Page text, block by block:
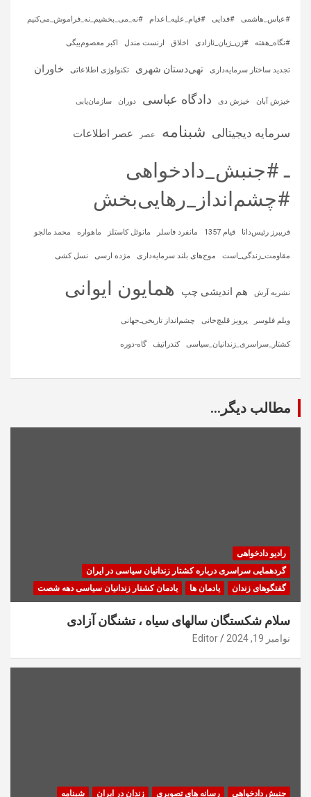
#عباس_هاشمی #فدایی #قیام_علیه_اعدام #نه_می_بخشیم_نه_فراموش_می‌کنیم
#نگاه_هفته #ژن_ژیان_ئازادی اخلاق ارنست مندل اکبر معصوم‌بیگی
تجدید ساختار سرمایه‌داری تهی‌دستان شهری تکنولوژی اطلاعاتی خاوران
خیزش آبان خیزش دی دادگاه عباسی دوران سازمان‌یابی
سرمایه‌ دیجیتالی شبنامه عصر عصر اطلاعات
ـ #جنبش_دادخواهی
#چشم‌انداز_رهایی‌بخش
فریبرز رئیس‌دانا قیام 1357 مانفرد فاسلر مانوئل کاستلز ماهواره‌ محمد مالجو
مقاومت_زندگی_است موج‌های بلند سرمایه‌داری مژده ارسی نسل کشی
نشریه آرش هم اندیشی چپ همایون ایوانی
ویلم فلوسر پرویز قلیچ‌خانی چشم‌انداز تاریخی‌ـ‌جهانی
کشتار_سراسری_زندانیان_سیاسی کندراتیف گاه-دوره
مطالب دیگر...
رادیو دادخواهی
گردهمایی سراسری درباره کشتار زندانیان سیاسی در ایران
گفتگوهای زندان
یادمان ها یادمان کشتار زندانیان سیاسی دهه شصت
سلام شکستگان سالهای سیاه ، تشنگان آزادی
نوامبر 19, 2024 Editor
جنبش دادخواهی رسانه های تصویری زندان در ایران
شبنامه